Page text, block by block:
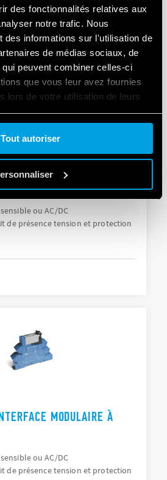
des fonctionnalités relatives aux
notre trafic. Nous
des informations sur l'utilisation de
de médias sociaux, de
peuvent combiner celles-ci
que vous leur avez fournies
lors de votre utilisation de leurs
Tout autoriser
MODULAIRE À
ou AC/DC
de présence tension et protection
MODULAIRE À
ou AC/DC
de présence tension et protection